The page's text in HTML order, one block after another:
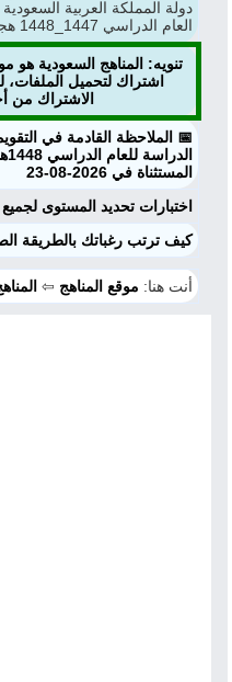
دولة المملكة العربية
العام الدراسي 1447_1448 هجري وتاريخ اليوم 2026/08/09 م
تنويه: المناهج السعودية
اشتراك لتحميل
الاشتراك من
📅 الملاحظة القادمة في
المستثناة في 2026-08-23
اختبارات تحديد المستوى لجميع
‏كيف ترتب رغباتك بالطريقة
أنت هنا: موقع المناهج ⇦